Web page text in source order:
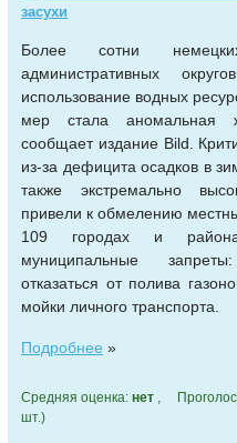
засухи
Более сотни
административных
использование водных
мер стала аномальная
сообщает издание Bild.
из-за дефицита осадков в
также экстремально
привели к обмелению
109 городах и
муниципальные
отказаться от полива
мойки личного транспорта.
Подробнее »
Средняя оценка: нет ,
шт.)